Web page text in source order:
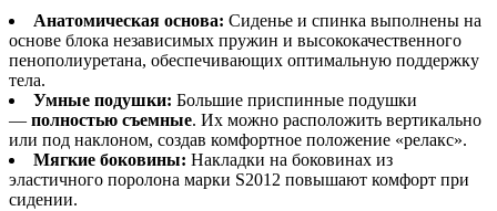
Анатомическая основа: Сиденье и спинка выполнены на
основе блока независимых пружин и высококачественного
пенополиуретана, обеспечивающих оптимальную поддержку
тела.
Умные подушки: Большие приспинные подушки
— полностью съемные. Их можно расположить вертикально
или под наклоном, создав комфортное положение «релакс».
Мягкие боковины: Накладки на боковинах из
эластичного поролона марки S2012 повышают комфорт при
сидении.